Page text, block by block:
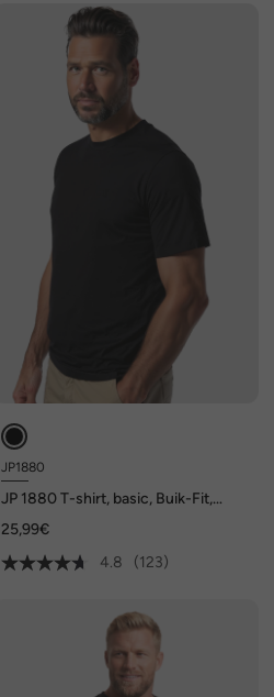
JP1880
JP 1880 T-shirt, basic, Buik-Fit,
25,99€
4.8
(123)